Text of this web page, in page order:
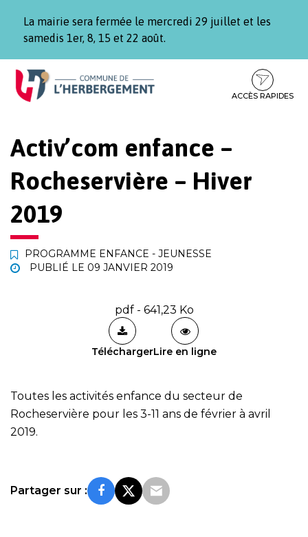
La mairie sera fermée le mercredi 29 juillet et les
samedis 1er, 8, 15 et 22 août.
Aller
Aller
contenu
Aller
pied
ACCÈS RAPIDES
Activ’com enfance –
Rocheservière – Hiver
2019
PROGRAMME ENFANCE - JEUNESSE
PUBLIÉ LE 09 JANVIER 2019
pdf - 641,23 Ko
TéléchargerLire en ligne
Toutes les activités enfance du secteur de
Rocheservière pour les 3-11 ans de février à avril
2019.
Partager sur :